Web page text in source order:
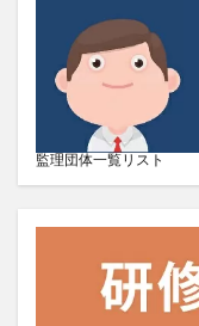
監理団体一覧リスト